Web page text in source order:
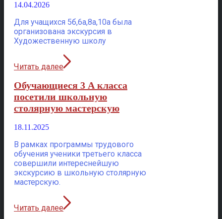
14.04.2026
Для учащихся 5б,6а,8а,10а была
организована экскурсия в
Художественную школу
Читать далее
Обучающиеся 3 А класса
посетили школьную
столярную мастерскую
18.11.2025
В рамках программы трудового
обучения ученики третьего класса
совершили интереснейшую
экскурсию в школьную столярную
мастерскую.
Читать далее